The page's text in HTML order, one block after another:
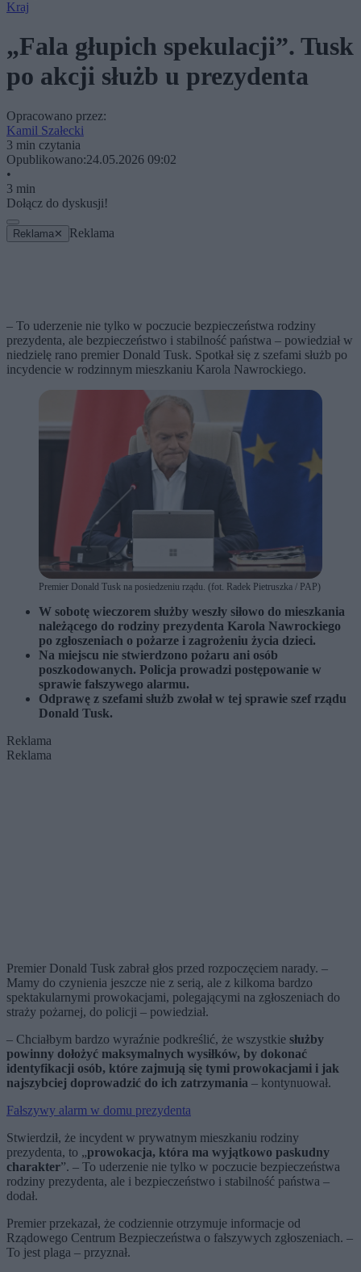
Kraj
„Fala głupich spekulacji”. Tusk
po akcji służb u prezydenta
Opracowano przez:
Kamil Szałecki
3 min czytania
Opublikowano:24.05.2026 09:02
•
3 min
Dołącz do dyskusji!
Reklama ✕ Reklama
– To uderzenie nie tylko w poczucie bezpieczeństwa rodziny
prezydenta, ale bezpieczeństwo i stabilność państwa – powiedział w
niedzielę rano premier Donald Tusk. Spotkał się z szefami służb po
incydencie w rodzinnym mieszkaniu Karola Nawrockiego.
Premier Donald Tusk na posiedzeniu rządu. (fot. Radek Pietruszka / PAP)
W sobotę wieczorem służby weszły siłowo do mieszkania
należącego do rodziny prezydenta Karola Nawrockiego
po zgłoszeniach o pożarze i zagrożeniu życia dzieci.
Na miejscu nie stwierdzono pożaru ani osób
poszkodowanych. Policja prowadzi postępowanie w
sprawie fałszywego alarmu.
Odprawę z szefami służb zwołał w tej sprawie szef rządu
Donald Tusk.
Reklama
Reklama
Premier Donald Tusk zabrał głos przed rozpoczęciem narady. –
Mamy do czynienia jeszcze nie z serią, ale z kilkoma bardzo
spektakularnymi prowokacjami, polegającymi na zgłoszeniach do
straży pożarnej, do policji – powiedział.
– Chciałbym bardzo wyraźnie podkreślić, że wszystkie służby
powinny dołożyć maksymalnych wysiłków, by dokonać
identyfikacji osób, które zajmują się tymi prowokacjami i jak
najszybciej doprowadzić do ich zatrzymania – kontynuował.
Fałszywy alarm w domu prezydenta
Stwierdził, że incydent w prywatnym mieszkaniu rodziny
prezydenta, to „prowokacja, która ma wyjątkowo paskudny
charakter”. – To uderzenie nie tylko w poczucie bezpieczeństwa
rodziny prezydenta, ale i bezpieczeństwo i stabilność państwa –
dodał.
Premier przekazał, że codziennie otrzymuje informacje od
Rządowego Centrum Bezpieczeństwa o fałszywych zgłoszeniach. –
To jest plaga – przyznał.